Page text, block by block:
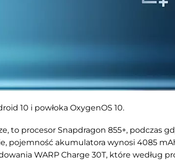
10 i powłoka OxygenOS 10.
to procesor Snapdragon 855+, podczas
pojemność akumulatora wynosi 4085
WARP Charge 30T, które według